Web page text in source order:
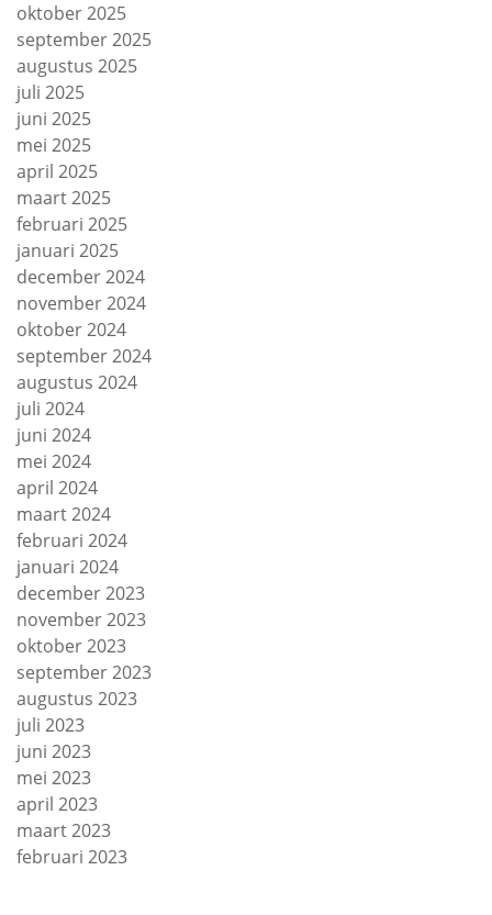
oktober 2025
september 2025
augustus 2025
juli 2025
juni 2025
mei 2025
april 2025
maart 2025
februari 2025
januari 2025
december 2024
november 2024
oktober 2024
september 2024
augustus 2024
juli 2024
juni 2024
mei 2024
april 2024
maart 2024
februari 2024
januari 2024
december 2023
november 2023
oktober 2023
september 2023
augustus 2023
juli 2023
juni 2023
mei 2023
april 2023
maart 2023
februari 2023